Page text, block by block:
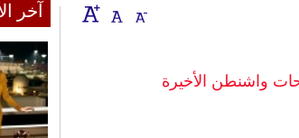
واشنطن الأخيرة
آخر